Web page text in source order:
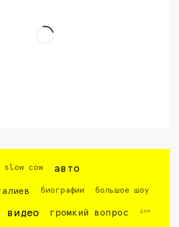
slow cow авто
биографии большое шоу
видео громкий вопрос днк